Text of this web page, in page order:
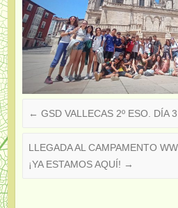
← GSD VALLECAS 2º ESO. DÍA 3
LLEGADA AL CAMPAMENTO
¡YA ESTAMOS AQUÍ! →